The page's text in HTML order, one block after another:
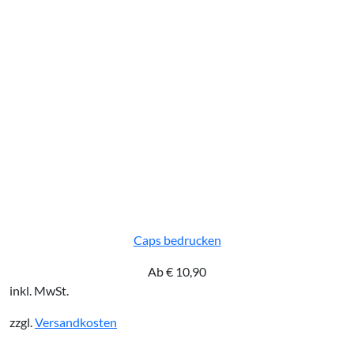
Caps bedrucken
Ab€ 10,90
inkl. MwSt.
zzgl. Versandkosten